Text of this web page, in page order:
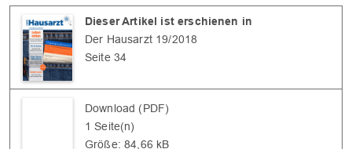
Dieser Artikel ist erschienen in
Der Hausarzt 19/2018
Seite 34
Download (PDF)
1 Seite(n)
Größe: 84,66 kB